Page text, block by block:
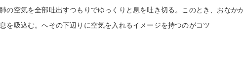
の空気を全部吐出すつもりでゆっくりと息を吐き切る。このとき、おなか
を吸込む。へその下辺りに空気を入れるイメージを持つのがコツ